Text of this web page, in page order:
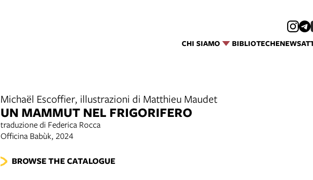
CHI SIAMO BIBLIOTECHENEWS
Michaël Escoffier, illustrazioni di Matthieu Maudet
UN MAMMUT NEL FRIGORIFERO
traduzione di Federica Rocca
Officina Babùk, 2024
BROWSE THE CATALOGUE